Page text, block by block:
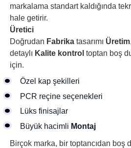
markalama standart kaldığında
hale getirir.
Üretici
Doğrudan Fabrika tasarımı Üretim,
detaylı Kalite kontrol toptan boş
için.
Özel kap şekilleri
PCR reçine seçenekleri
Lüks finisajlar
Büyük hacimli Montaj
Birçok marka, bir toptancıdan boş